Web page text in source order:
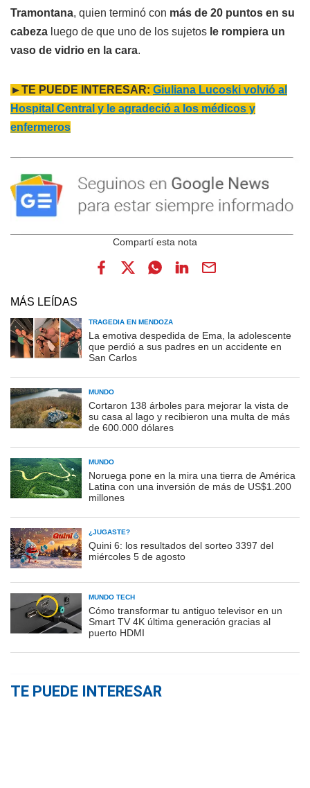
Tramontana, quien terminó con más de 20 puntos en su
cabeza luego de que uno de los sujetos le rompiera un
vaso de vidrio en la cara.
►TE PUEDE INTERESAR: Giuliana Lucoski volvió al
Hospital Central y le agradeció a los médicos y
enfermeros
MÁS LEÍDAS
TRAGEDIA EN MENDOZA
La emotiva despedida de Ema, la adolescente
que perdió a sus padres en un accidente en
San Carlos
MUNDO
Cortaron 138 árboles para mejorar la vista de
su casa al lago y recibieron una multa de más
de 600.000 dólares
MUNDO
Noruega pone en la mira una tierra de América
Latina con una inversión de más de US$1.200
millones
¿JUGASTE?
Quini 6: los resultados del sorteo 3397 del
miércoles 5 de agosto
MUNDO TECH
Cómo transformar tu antiguo televisor en un
Smart TV 4K última generación gracias al
puerto HDMI
TE PUEDE INTERESAR